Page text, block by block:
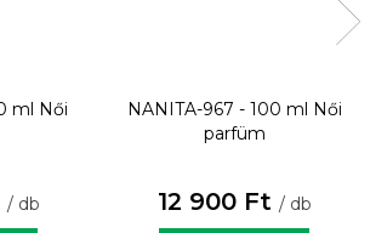
ml
Női
/ db
NANITA-967 - 100 ml
Női
parfüm
12 900 Ft / db